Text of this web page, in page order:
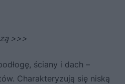
>>>
ściany i dach –
Charakteryzują się niską